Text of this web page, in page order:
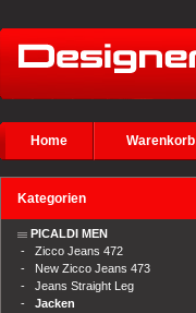
Home Warenkorb
Kategorien
PICALDI MEN
- Zicco Jeans 472
- New Zicco Jeans 473
- Jeans Straight Leg
- Jacken